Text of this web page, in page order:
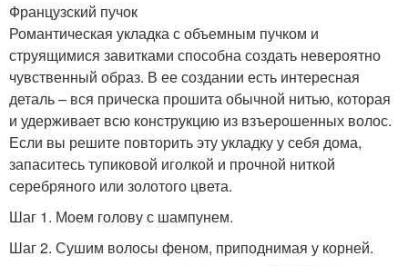
Французский пучок
Романтическая укладка с объемным пучком и
струящимися завитками способна создать невероятно
чувственный образ. В ее создании есть интересная
деталь – вся прическа прошита обычной нитью, которая
и удерживает всю конструкцию из взъерошенных волос.
Если вы решите повторить эту укладку у себя дома,
запаситесь тупиковой иголкой и прочной ниткой
серебряного или золотого цвета.
Шаг 1. Моем голову с шампунем.
Шаг 2. Сушим волосы феном, приподнимая у корней.